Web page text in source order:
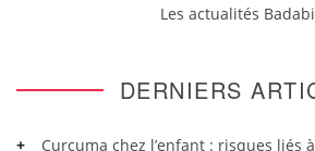
Les actualités
DERNIERS
Curcuma chez l’enfant : risques liés